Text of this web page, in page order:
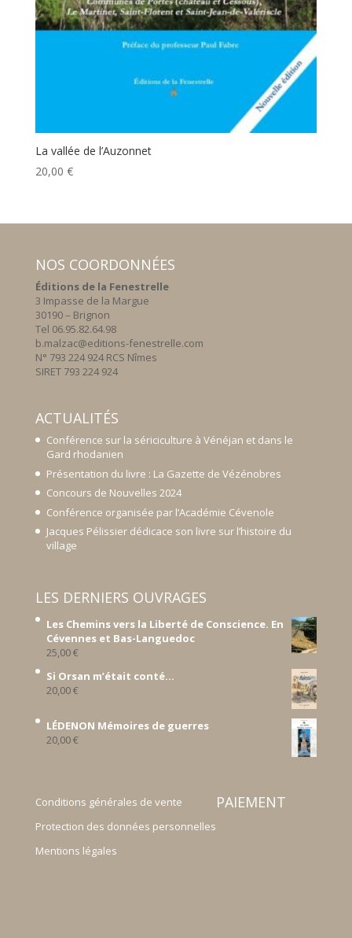
La vallée de l’Auzonnet
20,00 €
NOS COORDONNÉES
Éditions de la Fenestrelle
3 Impasse de la Margue
30190 – Brignon
Tel 06.95.82.64.98
b.malzac@editions-fenestrelle.com
N° 793 224 924 RCS Nîmes
SIRET 793 224 924
ACTUALITÉS
Conférence sur la sériciculture à Vénéjan et dans le
Gard rhodanien
Présentation du livre : La Gazette de Vézénobres
Concours de Nouvelles 2024
Conférence organisée par l’Académie Cévenole
Jacques Pélissier dédicace son livre sur l’histoire du
village
LES DERNIERS OUVRAGES
Les Chemins vers la Liberté de Conscience. En
Cévennes et Bas-Languedoc
25,00€
Si Orsan m’était conté...
20,00€
LÉDENON Mémoires de guerres
20,00€
Conditions générales de vente
Protection des données personnelles
Mentions légales
PAIEMENT